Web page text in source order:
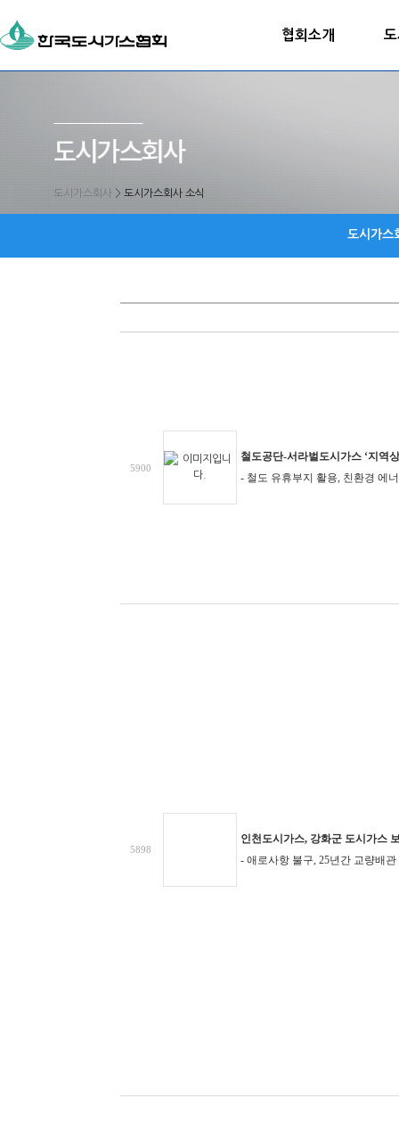
협회소개
도시가스회사 > 도시가스회사 소식
도시가스
5900
철도공단-서라벌도시가스 ‘지역
- 철도 유휴부지 활용, 친환경 에
5898
인천도시가스, 강화군 도시가스
- 애로사항 불구, 25년간 교량배